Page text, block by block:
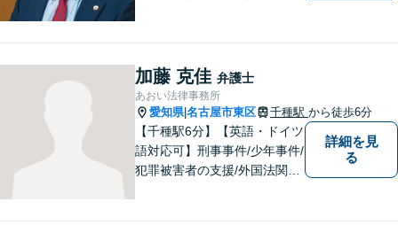
ご提供。小さなお困り事でも
構いません【夜間・休日面
談】【完全個室】【今池駅3
分】
加藤 克佳 弁護士
あおい法律事務所
愛知県|名古屋市東区 千種駅 から徒歩6分
【千種駅6分】【英語・ドイツ
語対応可】刑事事件/少年事件/
犯罪被害者の支援/外国法関連/
詳細を見
る